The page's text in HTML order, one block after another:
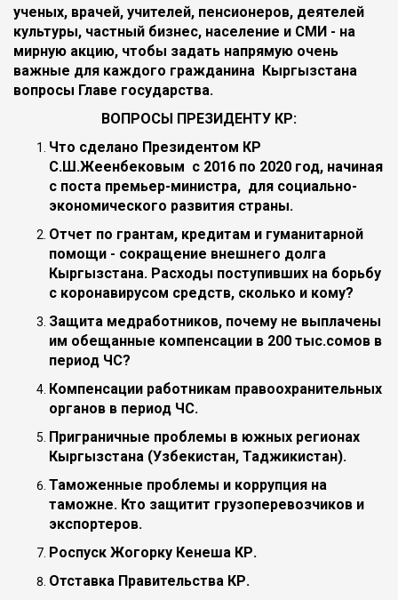
ученых, врачей, учителей, пенсионеров, деятелей
культуры, частный бизнес, население и СМИ - на
мирную акцию, чтобы задать напрямую очень
важные для каждого гражданина Кыргызстана
вопросы Главе государства.
ВОПРОСЫ ПРЕЗИДЕНТУ КР:
Что сделано Президентом КР
С.Ш.Жеенбековым с 2016 по 2020 год, начиная
с поста премьер-министра, для социально-
экономического развития страны.
Отчет по грантам, кредитам и гуманитарной
помощи - сокращение внешнего долга
Кыргызстана. Расходы поступивших на борьбу
с коронавирусом средств, сколько и кому?
Защита медработников, почему не выплачены
им обещанные компенсации в 200 тыс.сомов в
период ЧС?
Компенсации работникам правоохранительных
органов в период ЧС.
Приграничные проблемы в южных регионах
Кыргызстана (Узбекистан, Таджикистан).
Таможенные проблемы и коррупция на
таможне. Кто защитит грузоперевозчиков и
экспортеров.
Роспуск Жогорку Кенеша КР.
Отставка Правительства КР.